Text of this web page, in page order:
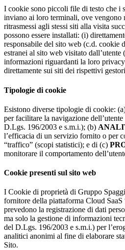
I cookie sono piccoli file di testo che i
inviano ai loro terminali, ove vengono
ritrasmessi agli stessi siti alla visita
possono essere installati: (i)
responsabile del sito web (c.d. cookie
estranei al sito web visitato
informazioni riguardanti la loro
direttamente sui siti dei rispettivi
Tipologie di cookie
Esistono diverse tipologie di cookie:
per facilitare la navigazione
D.Lgs. 196/2003 e s.m.i.); (b)
l’efficacia di un servizio fornito o per
“traffico” (scopi statistici); e di (c)
monitorare il comportamento
Cookie presenti sul sito web
I Cookie di proprietà di Gruppo
fornitore della piattaforma Cloud
prevedono la registrazione di dati
ma solo la gestione di informazioni
del D.Lgs. 196/2003 e s.m.i.) per
analitici anonimi al fine di elaborare
Sito.